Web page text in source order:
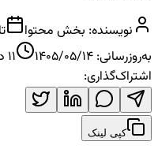
نویسنده: بخش محتوا
به‌روزرسانی: 1405/05/14
11
اشتراک‌گذاری:
کپی لینک